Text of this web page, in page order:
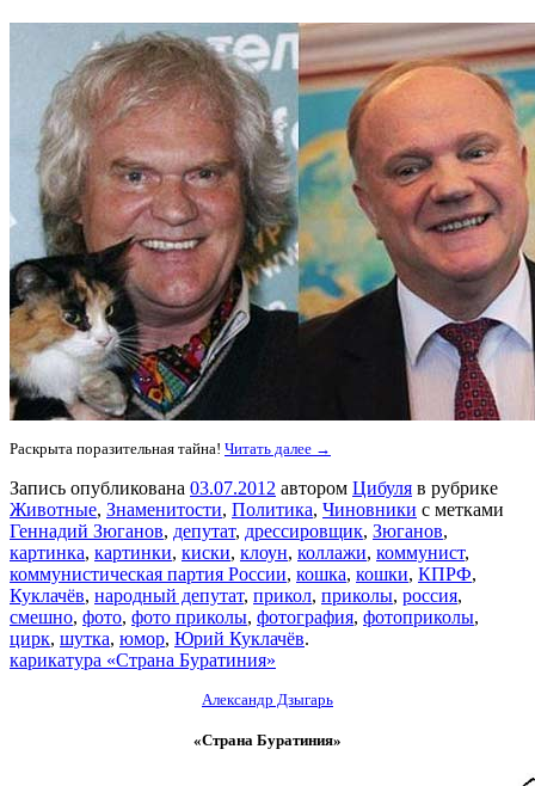
Раскрыта поразительная тайна! Читать далее →
Запись опубликована 03.07.2012 автором Цибуля в рубрике
Животные, Знаменитости, Политика, Чиновники с метками
Геннадий Зюганов, депутат, дрессировщик, Зюганов,
картинка, картинки, киски, клоун, коллажи, коммунист,
коммунистическая партия России, кошка, кошки, КПРФ,
Куклачёв, народный депутат, прикол, приколы, россия,
смешно, фото, фото приколы, фотография, фотоприколы,
цирк, шутка, юмор, Юрий Куклачёв.
карикатура «Страна Буратиния»
Александр Дзыгарь
«Страна Буратиния»